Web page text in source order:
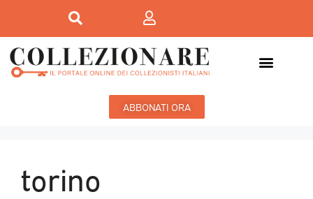
ABBONATI ORA
torino